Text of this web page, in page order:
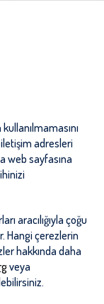
adresleri
web sayfasına
aracılığıyla çoğu
Hangi çerezlerin
hakkında daha
veya